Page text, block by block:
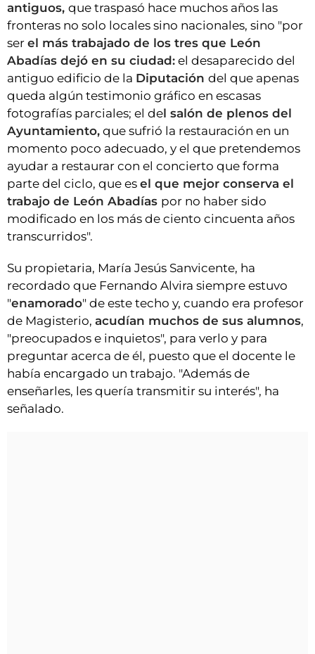
antiguos, que traspasó hace muchos años las
fronteras no solo locales sino nacionales, sino "por
ser el más trabajado de los tres que León
Abadías dejó en su ciudad: el desaparecido del
antiguo edificio de la Diputación del que apenas
queda algún testimonio gráfico en escasas
fotografías parciales; el del salón de plenos del
Ayuntamiento, que sufrió la restauración en un
momento poco adecuado, y el que pretendemos
ayudar a restaurar con el concierto que forma
parte del ciclo, que es el que mejor conserva el
trabajo de León Abadías por no haber sido
modificado en los más de ciento cincuenta años
transcurridos".
Su propietaria, María Jesús Sanvicente, ha
recordado que Fernando Alvira siempre estuvo
"enamorado" de este techo y, cuando era profesor
de Magisterio, acudían muchos de sus alumnos,
"preocupados e inquietos", para verlo y para
preguntar acerca de él, puesto que el docente le
había encargado un trabajo. "Además de
enseñarles, les quería transmitir su interés", ha
señalado.